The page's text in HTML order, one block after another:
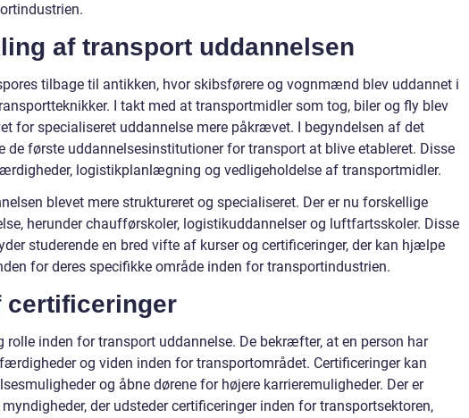
af transport uddannelsen
tilbage til antikken, hvor skibsførere og vognmænd blev uddannet i
I takt med at transportmidler som tog, biler og fly blev
for specialiseret uddannelse mere påkrævet. I begyndelsen af det
de første uddannelsesinstitutioner for transport at blive etableret. Disse
logistikplanlægning og vedligeholdelse af transportmidler.
blevet mere struktureret og specialiseret. Der er nu forskellige
herunder chaufførskoler, logistikuddannelser og luftfartsskoler. Disse
studerende en bred vifte af kurser og certificeringer, der kan hjælpe
for deres specifikke område inden for transportindustrien.
certificeringer
rolle inden for transport uddannelse. De bekræfter, at en person har
og viden inden for transportområdet. Certificeringer kan
og åbne dørene for højere karrieremuligheder. Der er
der udsteder certificeringer inden for transportsektoren,